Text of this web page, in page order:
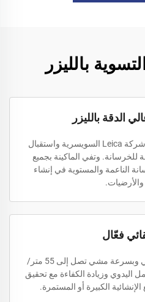
بالليزر
الدقة بالليزر
تُزوَّد هذه الماكينة بإرسال من شركة Leica السويسرية واستقبال
وتفي الماكينة بجميع
الناعمة والمستوية في إنشاء
فعّال
تتميز الماكينة بالتشغيل التلقائي وبسرعة مشي تصل إلى 55 متر/
اليدوي وزيادة الكفاءة مع تحقيق
الكبيرة أو المستمرة.